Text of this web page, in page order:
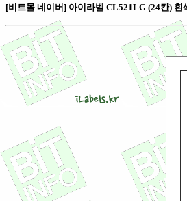
[비트몰 네이버] 아이라벨 CL521LG (24칸)